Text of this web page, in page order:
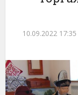
10.09.2022 17:35